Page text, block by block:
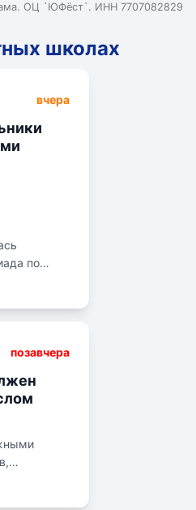
ОЦ `ЮФёст`. ИНН 7707082829
школах
вчера
по
по числу
позавчера